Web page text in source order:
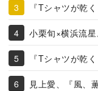
『Tシャツが乾
小栗旬×横浜流
『Tシャツが乾
見上愛、『風、